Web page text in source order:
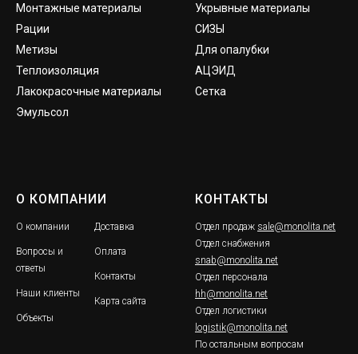
Монтажные материалы
Рации
Метизы
Теплоизоляция
Лакокрасочные материалы
Эмульсол
Укрывные материалы
СИЗЫ
Для опалубки
АЦЭИД
Сетка
О КОМПАНИИ
О компании
Вопросы и
ответы
Наши клиенты
Объекты
Доставка
Оплата
Контакты
Карта сайта
КОНТАКТЫ
Отдел продаж sale@monolita.net
Отдел снабжения
snab@monolita.net
Отдел персонала
hh@monolita.net
Отдел логистики
logistik@monolita.net
По остальным вопросам